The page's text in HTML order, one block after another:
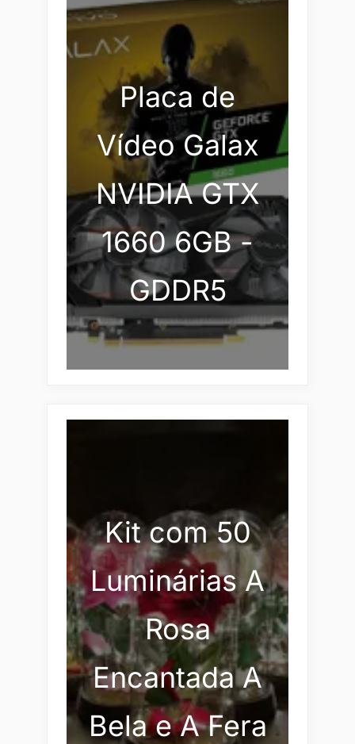
Placa de
Vídeo Galax
NVIDIA GTX
1660 6GB -
GDDR5
Kit com 50
Luminárias A
Rosa
Encantada A
Bela e A Fera